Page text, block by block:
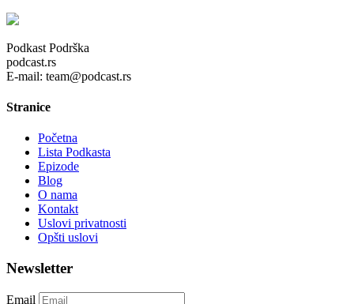
Podkast Podrška
podcast.rs
E-mail: team@podcast.rs
Stranice
Početna
Lista Podkasta
Epizode
Blog
O nama
Kontakt
Uslovi privatnosti
Opšti uslovi
Newsletter
Email